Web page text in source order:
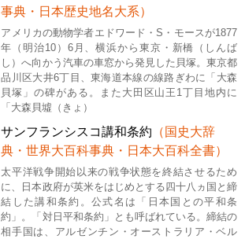
事典・日本歴史地名大系）
アメリカの動物学者エドワード・S・モースが1877
年（明治10）6月、横浜から東京・新橋（しんば
し）へ向かう汽車の車窓から発見した貝塚。東京都
品川区大井6丁目、東海道本線の線路ぎわに「大森
貝塚」の碑がある。また大田区山王1丁目地内に
「大森貝墟（きょ）
サンフランシスコ講和条約 （国史大辞
典・世界大百科事典・日本大百科全書）
太平洋戦争開始以来の戦争状態を終結させるため
に、日本政府が英米をはじめとする四十八ヵ国と締
結した講和条約。公式名は「日本国との平和条
約」。「対日平和条約」とも呼ばれている。締結の
相手国は、アルゼンチン・オーストラリア・ベル